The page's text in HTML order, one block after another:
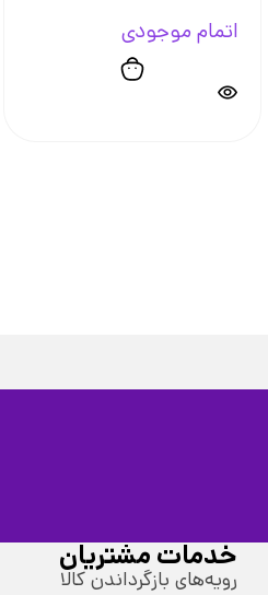
اتمام موجودی
خدمات مشتریان
رویه‌های بازگرداندن کالا